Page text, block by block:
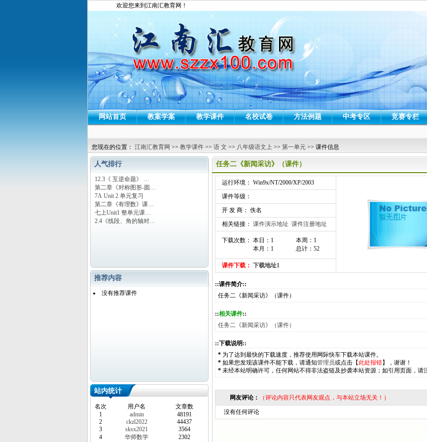
欢迎您来到江南汇教育网！
网站首页 教案学案 教学课件 名校试卷 方法例题 中考专区 竞赛专栏
您现在的位置： 江南汇教育网 >> 教学课件 >> 语 文 >> 八年级语文上 >> 第一单元 >> 课件信息
人气排行
12.3《 互逆命题》 …
第二章《对称图形-圆…
7A Unit 2 单元复习
第二章《有理数》课…
七上Unit1 整单元课…
2.4《线段、角的轴对…
推荐内容
没有推荐课件
站内统计
名次 用户名
文章数
1
admin
48191
2
ckzl2022
44437
3
sksx2021
3564
4
华师数学
2302
任务二《新闻采访》（课件）
运行环境： Win9x/NT/2000/XP/2003
课件等级：
开 发 商： 佚名
相关链接： 课件演示地址 课件注册地址
下载次数： 本日：1
本月：1
本周：1
总计：52
课件下载： 下载地址1
::课件简介::
任务二《新闻采访》（课件）
::相关课件::
任务二《新闻采访》（课件）
::下载说明::
* 为了达到最快的下载速度，推荐使用网际快车下载本站课件。
* 如果您发现该课件不能下载，请通知管理员或点击【 此处报错】，谢谢！
* 未经本站明确许可，任何网站不得非法盗链及抄袭本站资源；如引用页面，请
网友评论： （评论内容只代表网友观点，与本站立场无关！）
没有任何评论